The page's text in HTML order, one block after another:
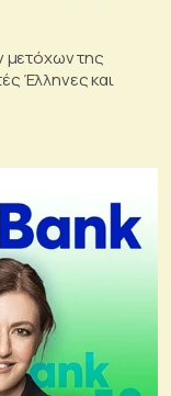
της
Έλληνες και